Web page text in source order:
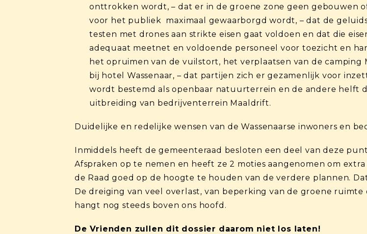
onttrokken wordt, – dat er in de groene zone geen gebouwen
voor het publiek maximaal gewaarborgd wordt, – dat de
testen met drones aan strikte eisen gaat voldoen en dat die
adequaat meetnet en voldoende personeel voor toezicht en
het opruimen van de vuilstort, het verplaatsen van de
bij hotel Wassenaar, – dat partijen zich er gezamenlijk voor
wordt bestemd als openbaar natuurterrein en de andere helft
uitbreiding van bedrijventerrein Maaldrift.
Duidelijke en redelijke wensen van de Wassenaarse inwoners en
Inmiddels heeft de gemeenteraad besloten een deel van deze
Afspraken op te nemen en heeft ze 2 moties aangenomen om
de Raad goed op de hoogte te houden van de verdere plannen.
De dreiging van veel overlast, van beperking van de groene
hangt nog steeds boven ons hoofd.
De Vrienden zullen dit dossier daarom niet los laten!